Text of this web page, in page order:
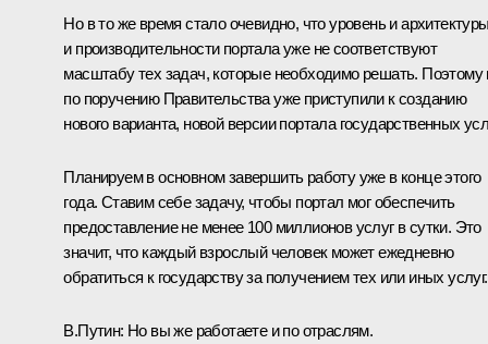
Но в то же время стало очевидно, что уровень и
и производительности портала уже не соответствуют
масштабу тех задач, которые необходимо решать.
по поручению Правительства уже приступили к созданию
нового варианта, новой версии портала государственных
Планируем в основном завершить работу уже в конце этого
года. Ставим себе задачу, чтобы портал мог обеспечить
предоставление не менее 100 миллионов услуг в сутки. Это
значит, что каждый взрослый человек может ежедневно
обратиться к государству за получением тех или иных услуг.
В.Путин: Но вы же работаете и по отраслям.